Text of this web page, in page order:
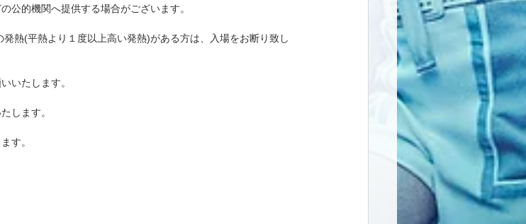
公的機関へ提供する場合がございます。
熱(平熱より１度以上高い発熱)がある方は、入場をお断り致し
いたします。
します。
す。